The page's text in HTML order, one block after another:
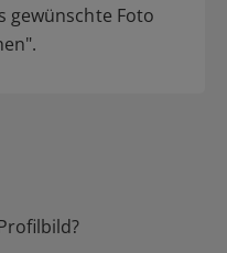
gewünschte Foto